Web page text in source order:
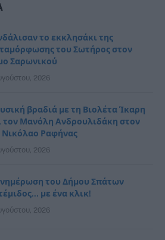
το εκκλησάκι της
του Σωτήρος στον
Σαρωνικού
2026
βραδιά με τη Βιολέτα Ίκαρη
τον Μανόλη Ανδρουλιδάκη στον
Νικόλαο Ραφήνας
2026
του Δήμου Σπάτων
με ένα κλικ!
2026